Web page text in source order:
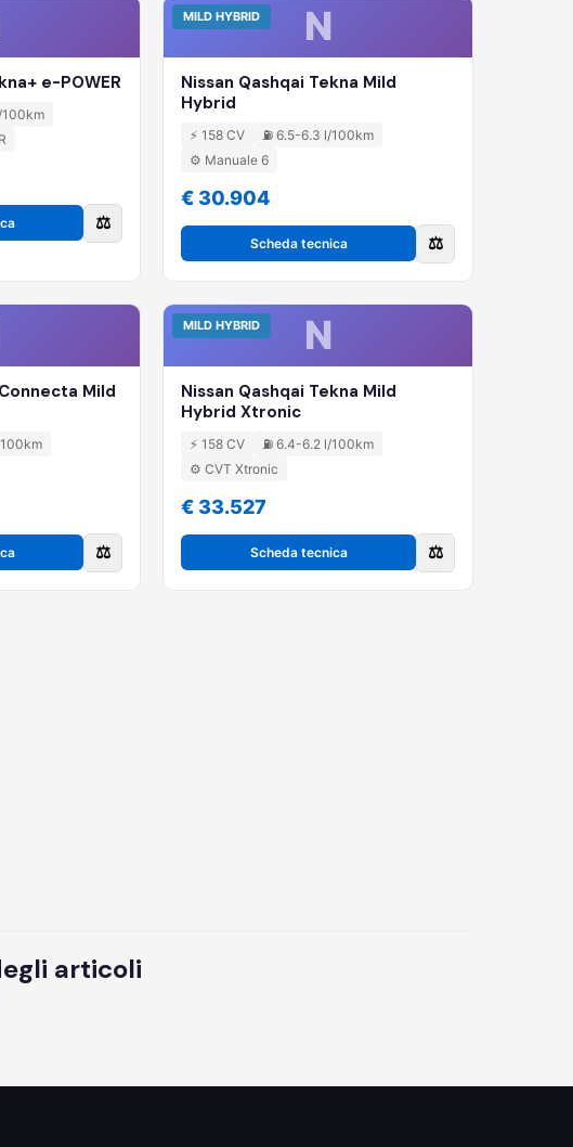
e-POWER
100km
⚖️
N
MILD HYBRID
Nissan Qashqai Tekna Mild
Hybrid
⚡ 158 CV
⛽ 6.5-6.3 l/100km
⚙️ Manuale 6
€ 30.904
Scheda tecnica ⚖️
Mild
⚖️
N
MILD HYBRID
Nissan Qashqai Tekna Mild
Hybrid Xtronic
⚡ 158 CV
⛽ 6.4-6.2 l/100km
⚙️ CVT Xtronic
€ 33.527
Scheda tecnica ⚖️
articoli